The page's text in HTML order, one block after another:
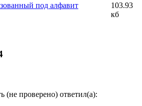
под алфавит
103.93
кб
(не проверено) ответил(а):